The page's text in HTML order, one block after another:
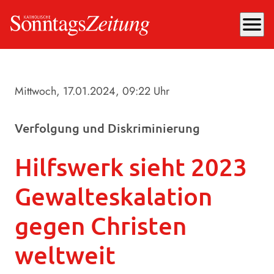
menu
Mittwoch, 17.01.2024, 09:22 Uhr
Verfolgung und Diskriminierung
Hilfswerk sieht 2023
Gewalteskalation
gegen Christen
weltweit